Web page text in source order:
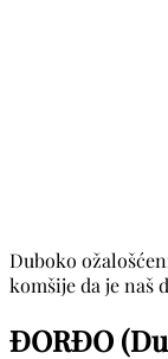
Duboko
komšije da je naš
ĐORĐO